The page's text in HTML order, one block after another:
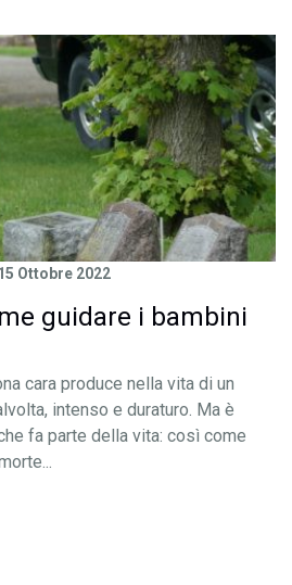
Ottobre 2022
guidare i bambini
cara produce nella vita di un
intenso e duraturo. Ma è
fa parte della vita: così come